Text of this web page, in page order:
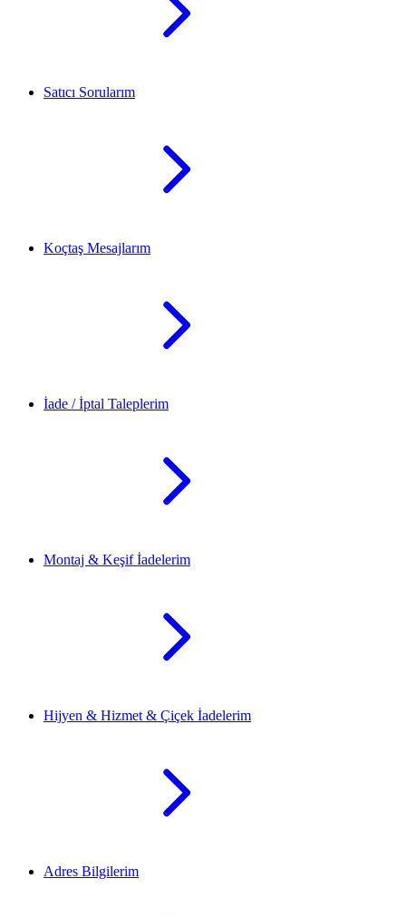
Satıcı Sorularım
Koçtaş Mesajlarım
İade / İptal Taleplerim
Montaj & Keşif İadelerim
Hijyen & Hizmet & Çiçek İadelerim
Adres Bilgilerim